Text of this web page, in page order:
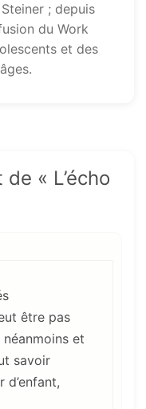
; depuis
du Work
et des
« L’écho
être pas
et
savoir
d’enfant,